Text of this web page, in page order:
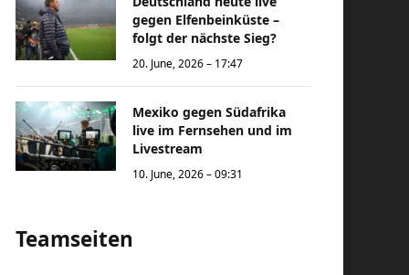
gegen Elfenbeinküste –
folgt der nächste Sieg?
20. June, 2026 – 17:47
Mexiko gegen Südafrika
live im Fernsehen und im
Livestream
10. June, 2026 – 09:31
Teamseiten